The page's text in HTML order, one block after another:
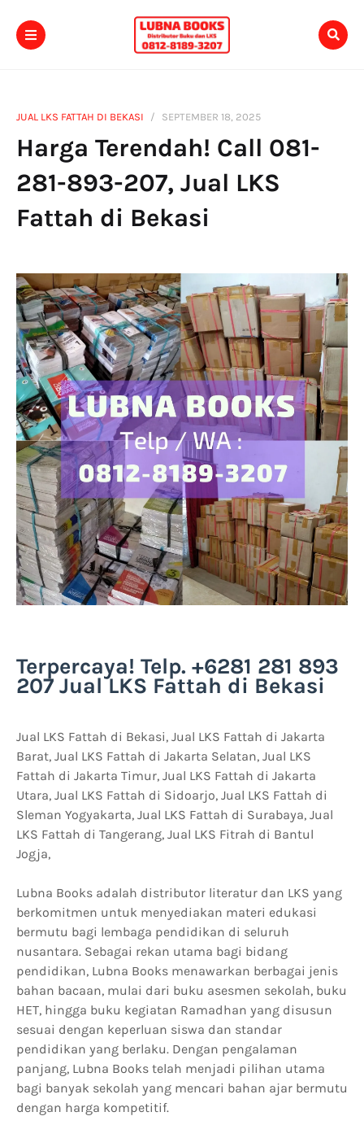
JUAL LKS FATTAH DI BEKASI SEPTEMBER 18, 2025
Harga Terendah! Call 081-
281-893-207, Jual LKS
Fattah di Bekasi
Terpercaya! Telp. +6281 281 893
207 Jual LKS Fattah di Bekasi
Jual LKS Fattah di Bekasi, Jual LKS Fattah di Jakarta
Barat, Jual LKS Fattah di Jakarta Selatan, Jual LKS
Fattah di Jakarta Timur, Jual LKS Fattah di Jakarta
Utara, Jual LKS Fattah di Sidoarjo, Jual LKS Fattah di
Sleman Yogyakarta, Jual LKS Fattah di Surabaya, Jual
LKS Fattah di Tangerang, Jual LKS Fitrah di Bantul
Jogja,
Lubna Books adalah distributor literatur dan LKS yang
berkomitmen untuk menyediakan materi edukasi
bermutu bagi lembaga pendidikan di seluruh
nusantara. Sebagai rekan utama bagi bidang
pendidikan, Lubna Books menawarkan berbagai jenis
bahan bacaan, mulai dari buku asesmen sekolah, buku
HET, hingga buku kegiatan Ramadhan yang disusun
sesuai dengan keperluan siswa dan standar
pendidikan yang berlaku. Dengan pengalaman
panjang, Lubna Books telah menjadi pilihan utama
bagi banyak sekolah yang mencari bahan ajar bermutu
dengan harga kompetitif.